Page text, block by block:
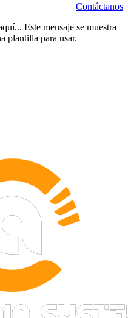
Contáctanos
Este mensaje se muestra
plantilla para usar.